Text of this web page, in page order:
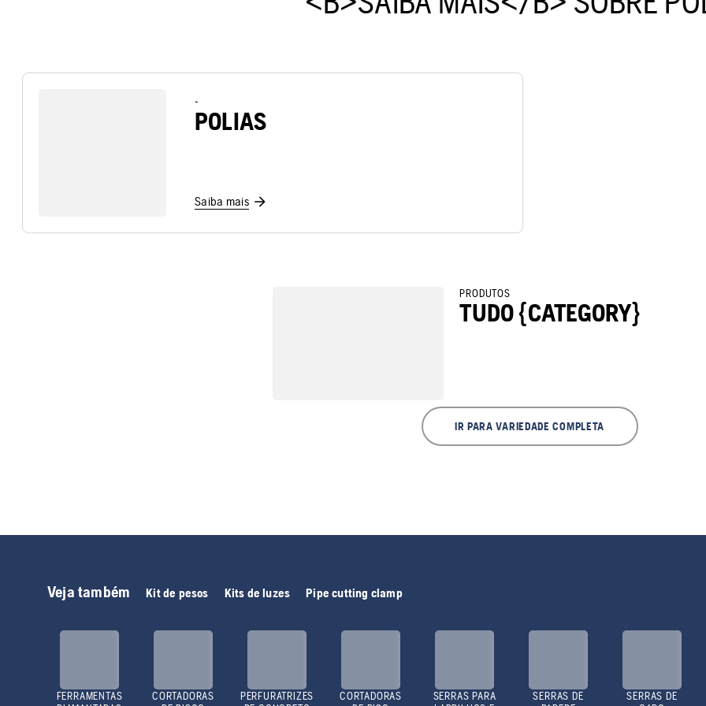
-
POLIAS
Saiba mais
PRODUTOS
TUDO {CATEGORY}
IR PARA VARIEDADE COMPLETA
Veja também Kit de pesos Kits de luzes Pipe cutting clamp
FERRAMENTAS
CORTADORAS
PERFURATRIZES
CORTADORAS
SERRAS PARA
SERRAS DE
SERRAS DE